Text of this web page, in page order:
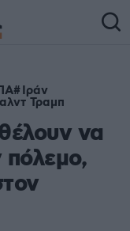
Ιράν
Τραμπ
να
πόλεμο,